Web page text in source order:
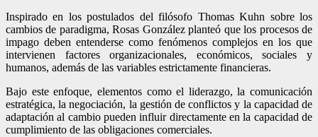
Inspirado en los postulados del filósofo Thomas Kuhn sobre los
cambios de paradigma, Rosas González planteó que los procesos de
impago deben entenderse como fenómenos complejos en los que
intervienen factores organizacionales, económicos, sociales y
humanos, además de las variables estrictamente financieras.
Bajo este enfoque, elementos como el liderazgo, la comunicación
estratégica, la negociación, la gestión de conflictos y la capacidad de
adaptación al cambio pueden influir directamente en la capacidad de
cumplimiento de las obligaciones comerciales.